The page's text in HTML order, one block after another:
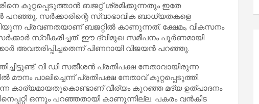
കുറ്റപ്പെടുത്താൻ ബജറ്റ് ശ്രമിക്കുന്നതും ഇതേ
പറഞ്ഞു. സർക്കാരിന്റെ സ്വാഭാവിക ബാധ്യതകളെ
പ്രവണതയാണ് ബജറ്റിൽ കാണുന്നത്. ക്ഷേമം, വികസനം
സ്വീകരിച്ചത്. ഈ ദ്വിമുഖ സമീപനം പൂർണമായി
പിണറായി വിജയൻ‌ പറഞ്ഞു.
വി ഡി സതീശൻ പ്രതിപക്ഷ നേതാവായിരുന്ന
പാലിച്ചെന്ന് പ്രതിപക്ഷ നേതാവ് കുറ്റപ്പെടുത്തി.
കാര്യമായതുകൊണ്ടാണ് വീര്യം കുറഞ്ഞ മദ്യ ഉത്പാദനം
ഒന്നും പറഞ്ഞതായി കാണുന്നില്ല. പകരം വൻകിട